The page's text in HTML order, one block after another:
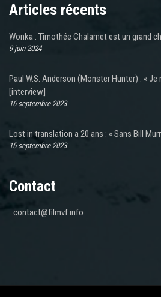
Articles récents
Wonka : Timothée Chalamet est un grand
9 juin 2024
Paul W.S. Anderson (Monster Hunter) : « Je
[interview]
16 septembre 2023
Lost in translation a 20 ans : « Sans Bill
15 septembre 2023
Contact
contact@filmvf.info